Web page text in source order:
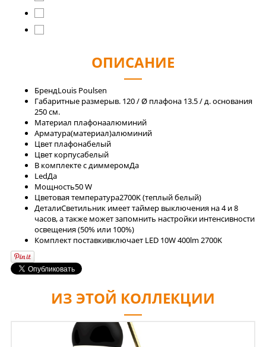
ОПИСАНИЕ
БрендLouis Poulsen
Габаритные размерыв. 120 / Ø плафона 13.5 / д. основания
250 см.
Материал плафонаалюминий
Арматура(материал)алюминий
Цвет плафонабелый
Цвет корпусабелый
В комплекте с диммеромДа
LedДа
Мощность50 W
Цветовая температура2700K (теплый белый)
ДеталиСветильник имеет таймер выключения на 4 и 8
часов, а также может запомнить настройки интенсивности
освещения (50% или 100%)
Комплект поставкивключает LED 10W 400lm 2700K
ИЗ ЭТОЙ КОЛЛЕКЦИИ